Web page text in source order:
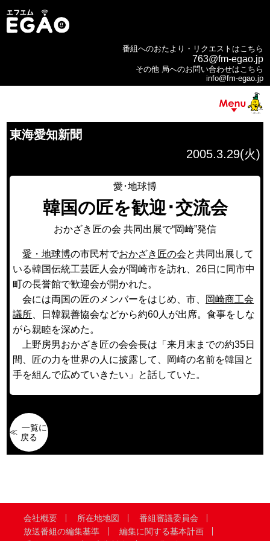
番組へのおたより・リクエストはこちら
763@fm-egao.jp
その他 局へのお問い合わせはこちら
info@fm-egao.jp
東海愛知新聞
2005.3.29(火)
愛･地球博
韓国の匠を歓迎･交流会
おかざき匠の会 共同出展で“岡崎”発信
愛・地球博の市民村でおかざき匠の会と共同出展して
いる韓国伝統工芸匠人会が岡崎市を訪れ、26日に同市中
町の長誉館で歓迎会が開かれた。
会には両国の匠のメンバーをはじめ、市、
岡崎商工会
議所 、日韓親善協会などから約60人が出席。食事をしな
がら親睦を深めた。
上野房男おかざき匠の会会長は「来月末までの約35日
間、匠の力を世界の人に披露して、岡崎の名前を韓国と
手を組んで広めていきたい」と話していた。
一覧に
戻る
会社概要 所在地地図
番組審議委員会
放送番組の編集基準
編集に関する基本計画